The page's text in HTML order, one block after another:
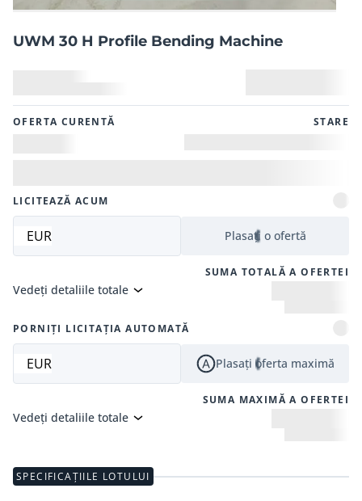
UWM 30 H Profile Bending Machine
OFERTA CURENTĂ STARE
LICITEAZĂ ACUM
EUR Plasați o ofertă
SUMA TOTALĂ A OFERTEI
Vedeți detaliile totale
PORNIȚI LICITAȚIA AUTOMATĂ
EUR Plasați oferta maximă
SUMA MAXIMĂ A OFERTEI
Vedeți detaliile totale
SPECIFICAȚIILE LOTULUI